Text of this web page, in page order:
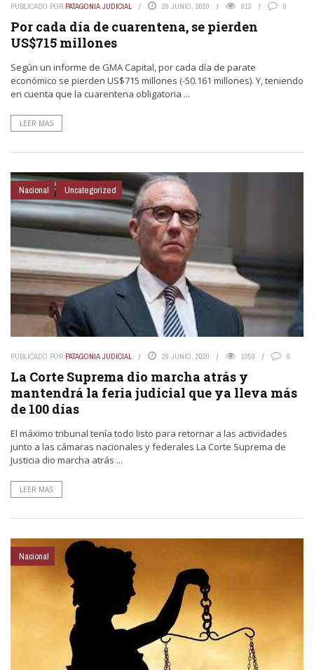
PUBLICADO POR PATAGONIA JUDICIAL 29 JUNIO, 2020 813 0
Por cada día de cuarentena, se pierden
US$715 millones
Según un informe de GMA Capital, por cada día de parate
económico se pierden US$715 millones (-50.161 millones). Y, teniendo
en cuenta que la cuarentena obligatoria ...
LEER MAS
Nacional Uncategorized
PUBLICADO POR PATAGONIA JUDICIAL 29 JUNIO, 2020 1059 0
La Corte Suprema dio marcha atrás y
mantendrá la feria judicial que ya lleva más
de 100 días
El máximo tribunal tenía todo listo para retornar a las actividades
junto a las cámaras nacionales y federales La Corte Suprema de
Justicia dio marcha atrás ...
LEER MAS
Nacional